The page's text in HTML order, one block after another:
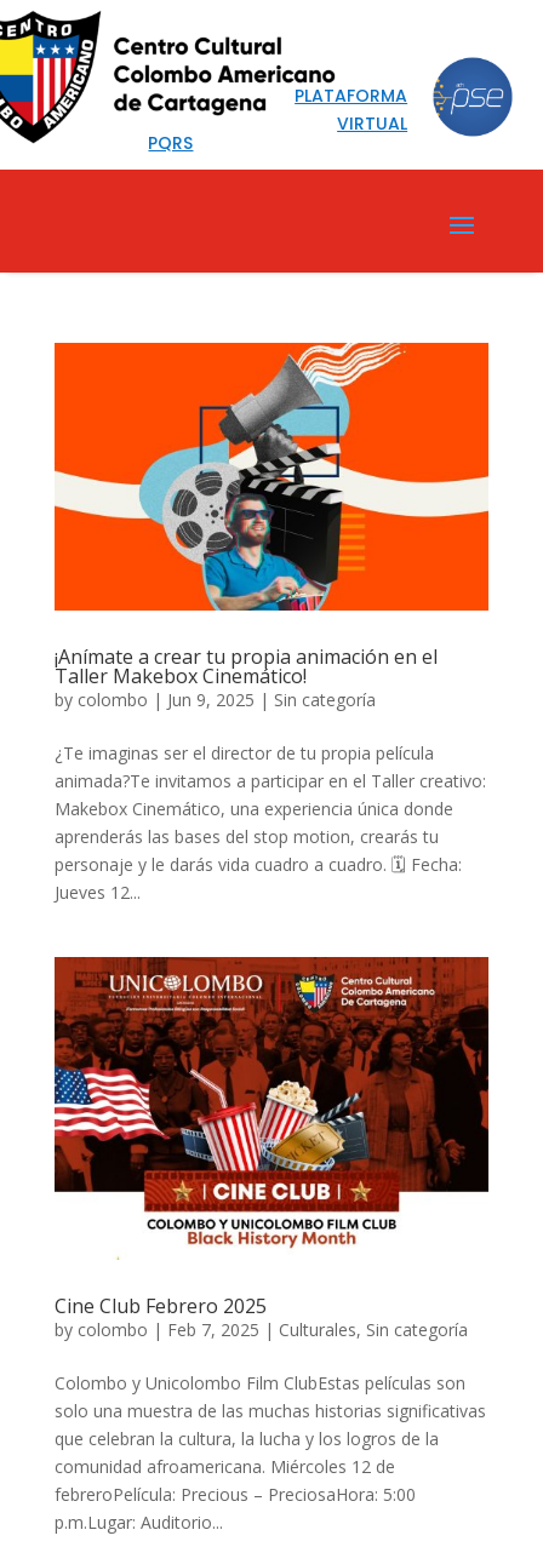
PQRS
PLATAFORMA
VIRTUAL
¡Anímate a crear tu propia animación en el
Taller Makebox Cinemático!
by colombo | Jun 9, 2025 | Sin categoría
¿Te imaginas ser el director de tu propia película
animada?Te invitamos a participar en el Taller creativo:
Makebox Cinemático, una experiencia única donde
aprenderás las bases del stop motion, crearás tu
personaje y le darás vida cuadro a cuadro. 🗓️ Fecha:
Jueves 12...
Cine Club Febrero 2025
by colombo | Feb 7, 2025 | Culturales, Sin categoría
Colombo y Unicolombo Film ClubEstas películas son
solo una muestra de las muchas historias significativas
que celebran la cultura, la lucha y los logros de la
comunidad afroamericana. Miércoles 12 de
febreroPelícula: Precious – PreciosaHora: 5:00
p.m.Lugar: Auditorio...